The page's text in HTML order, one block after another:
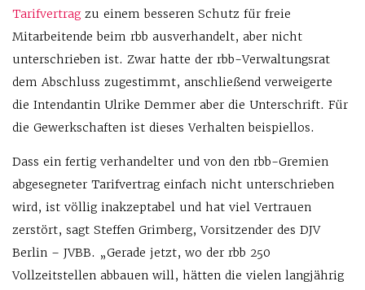
Tarifvertragzu einem besseren Schutz für freie
Mitarbeitende beim rbb ausverhandelt, aber nicht
unterschrieben ist. Zwar hatte der rbb-Verwaltungsrat
dem Abschluss zugestimmt, anschließend verweigerte
die Intendantin Ulrike Demmer aber die Unterschrift. Für
die Gewerkschaften ist dieses Verhalten beispiellos.
Dass ein fertig verhandelter und von den rbb-Gremien
abgesegneter Tarifvertrag einfach nicht unterschrieben
wird, ist völlig inakzeptabel und hat viel Vertrauen
zerstört, sagt Steffen Grimberg, Vorsitzender des DJV
Berlin – JVBB. „Gerade jetzt, wo der rbb 250
Vollzeitstellen abbauen will, hätten die vielen langjährig